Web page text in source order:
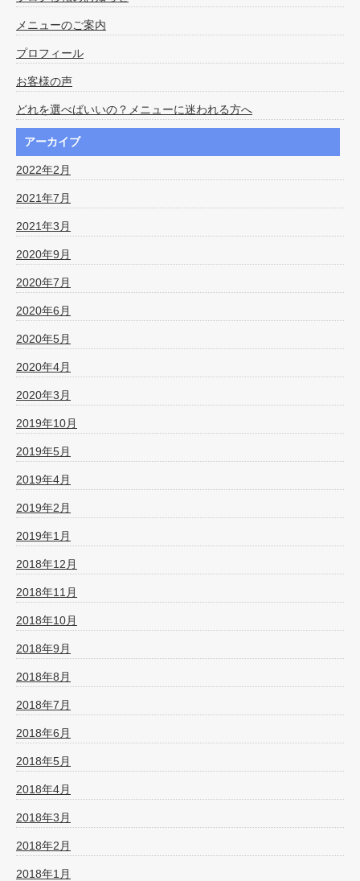
メニューのご案内
プロフィール
お客様の声
どれを選べばいいの？メニューに迷われる方へ
アーカイブ
2022年2月
2021年7月
2021年3月
2020年9月
2020年7月
2020年6月
2020年5月
2020年4月
2020年3月
2019年10月
2019年5月
2019年4月
2019年2月
2019年1月
2018年12月
2018年11月
2018年10月
2018年9月
2018年8月
2018年7月
2018年6月
2018年5月
2018年4月
2018年3月
2018年2月
2018年1月